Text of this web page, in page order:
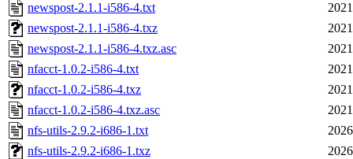
newspost-2.1.1-i586-4.txt
newspost-2.1.1-i586-4.txz
newspost-2.1.1-i586-4.txz.asc
nfacct-1.0.2-i586-4.txt
nfacct-1.0.2-i586-4.txz
nfacct-1.0.2-i586-4.txz.asc
nfs-utils-2.9.2-i686-1.txt
nfs-utils-2.9.2-i686-1.txz